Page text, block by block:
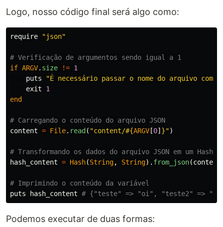
Logo, nosso código final será algo como:
require "json"
# Verificação de argumentos sendo igual a 1
if ARGV. size != 1
puts
"É necessário passar o nome do arquivo como
exit
1
end
# Carregando o conteúdo do arquivo JSON
content = File. read ( "content/#{ARGV [0] }")
# Transformando os dados do arquivo JSON em um
hash_content = Hash(String, String). from_json(content
# Imprimindo o conteúdo da variável
puts
hash_content # {"teste" => "oi", "teste2" =>
Podemos executar de duas formas: